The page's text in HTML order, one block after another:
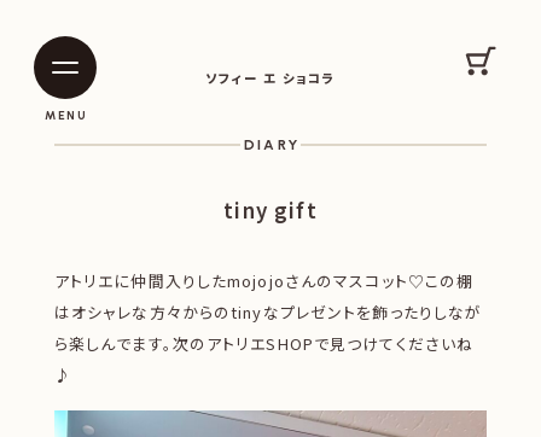
ソフィー エ ショコラ
MENU
カー
DIARY
tiny gift
アトリエに仲間入りしたmojojoさんのマスコット♡この棚
はオシャレな方々からのtinyなプレゼントを飾ったりしなが
ら楽しんでます。次のアトリエSHOPで見つけてくださいね
♪